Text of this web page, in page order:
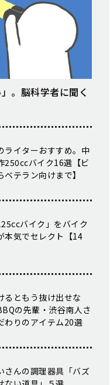
。脳科学者に聞く
ライターおすすめ。中
250ccバイク16選【ビ
テラン向けまで】
バイク」をバイク
本気でセレクト【14
るともう抜け出せな
の先輩・渋谷南人さ
わりのアイテム20選
さんの調理器具「バズ